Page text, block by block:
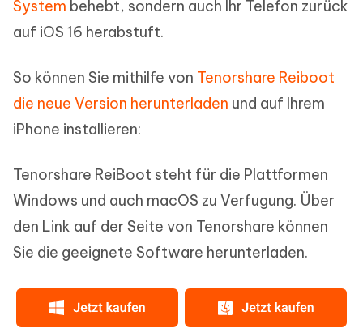
System behebt, sondern auch Ihr Telefon zurück
auf iOS 16 herabstuft.
So können Sie mithilfe von Tenorshare Reiboot
die neue Version herunterladen und auf Ihrem
iPhone installieren:
Tenorshare ReiBoot steht für die Plattformen
Windows und auch macOS zu Verfugung. Über
den Link auf der Seite von Tenorshare können
Sie die geeignete Software herunterladen.